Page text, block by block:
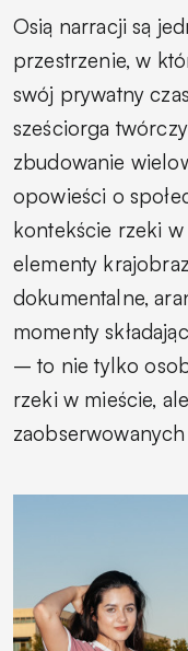
Osią narracji są
przestrzenie, w
swój prywatny
sześciorga
zbudowanie
opowieści o
kontekście rzeki w
elementy
dokumentalne,
momenty
– to nie tylko
rzeki w mieście,